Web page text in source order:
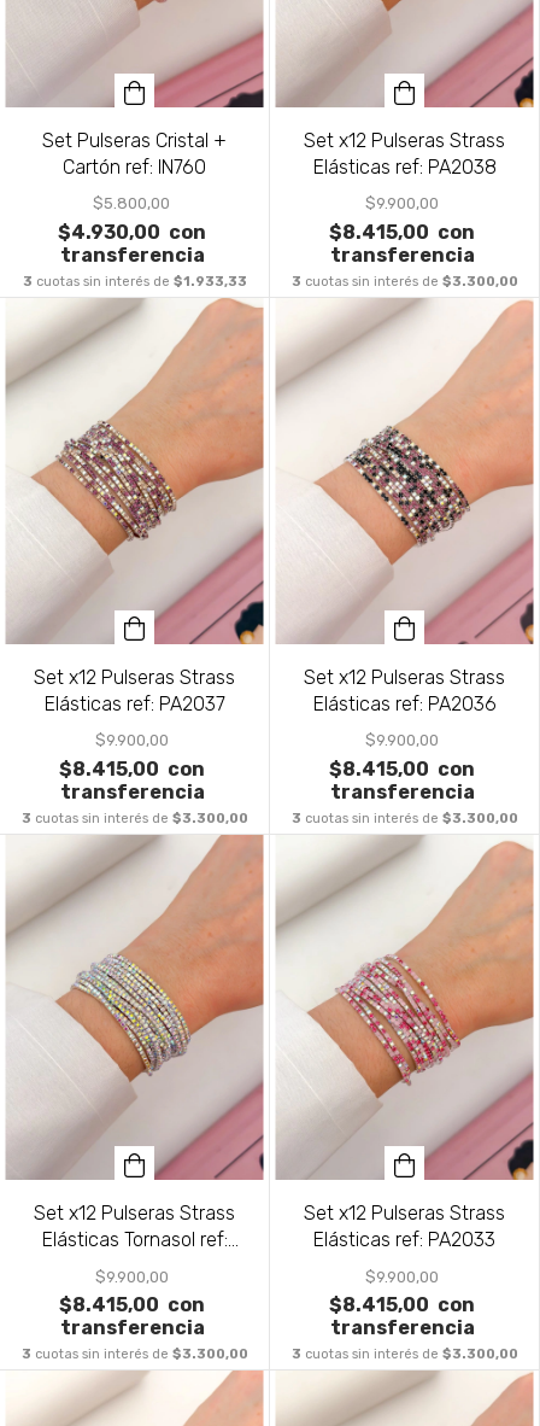
Set Pulseras Cristal +
Cartón ref: IN760
$5.800,00
$4.930,00 con
transferencia
3 cuotas sin interés de $1.933,33
Set x12 Pulseras Strass
Elásticas ref: PA2038
$9.900,00
$8.415,00 con
transferencia
3 cuotas sin interés de $3.300,00
Set x12 Pulseras Strass
Elásticas ref: PA2037
$9.900,00
$8.415,00 con
transferencia
3 cuotas sin interés de $3.300,00
Set x12 Pulseras Strass
Elásticas ref: PA2036
$9.900,00
$8.415,00 con
transferencia
3 cuotas sin interés de $3.300,00
Set x12 Pulseras Strass
Elásticas Tornasol ref:
PA2035
$9.900,00
$8.415,00 con
transferencia
3 cuotas sin interés de $3.300,00
Set x12 Pulseras Strass
Elásticas ref: PA2033
$9.900,00
$8.415,00 con
transferencia
3 cuotas sin interés de $3.300,00